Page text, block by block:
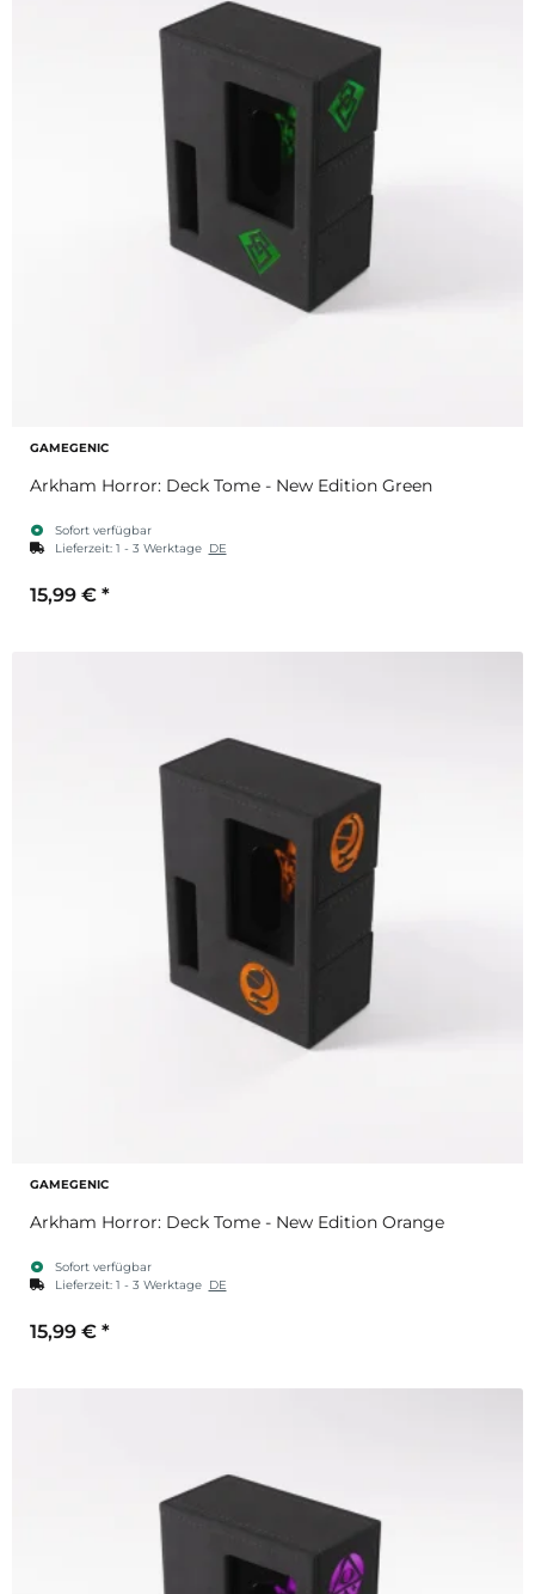
GAMEGENIC
Arkham Horror: Deck Tome - New Edition Green
Sofort verfügbar
Lieferzeit: 1 - 3 Werktage DE
15,99 € *
GAMEGENIC
Arkham Horror: Deck Tome - New Edition Orange
Sofort verfügbar
Lieferzeit: 1 - 3 Werktage DE
15,99 € *